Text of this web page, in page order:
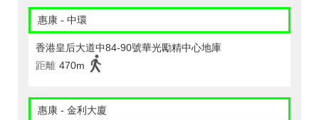
惠康 - 中環
香港皇后大道中84-90號華光勵精中心地庫
距離 470m
惠康 - 金利大廈